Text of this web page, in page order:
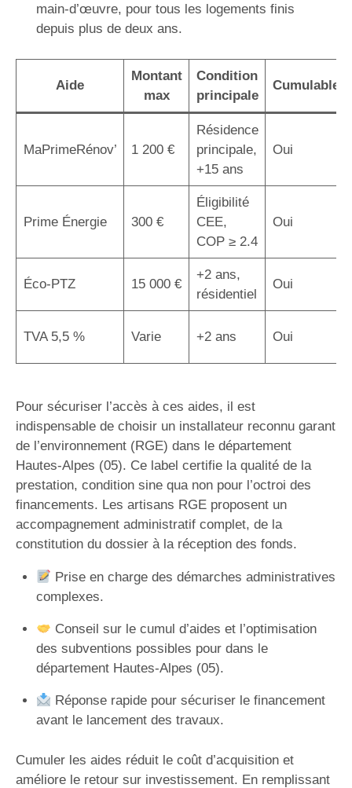
main-d’œuvre, pour tous les logements finis
depuis plus de deux ans.
Aide
Montant
max
Condition
principale
Cumulable
MaPrimeRénov’ 1 200 €
Résidence
principale,
+15 ans
Oui
Prime Énergie 300 €
Éligibilité
CEE,
COP ≥ 2.4
Oui
Éco-PTZ 15 000 €
+2 ans,
résidentiel
Oui
TVA 5,5 % Varie +2 ans Oui
Pour sécuriser l’accès à ces aides, il est
indispensable de choisir un installateur reconnu garant
de l’environnement (RGE) dans le département
Hautes-Alpes (05). Ce label certifie la qualité de la
prestation, condition sine qua non pour l’octroi des
financements. Les artisans RGE proposent un
accompagnement administratif complet, de la
constitution du dossier à la réception des fonds.
Prise en charge des démarches administratives
complexes.
Conseil sur le cumul d’aides et l’optimisation
des subventions possibles pour dans le
département Hautes-Alpes (05).
Réponse rapide pour sécuriser le financement
avant le lancement des travaux.
Cumuler les aides réduit le coût d’acquisition et
améliore le retour sur investissement. En remplissant